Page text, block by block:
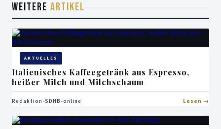
WEITERE ARTIKEL
AKTUELLES
Italienisches Kaffeegetränk aus Espresso,
heißer Milch und Milchschaum
Redaktion-SDHB-online Lesen